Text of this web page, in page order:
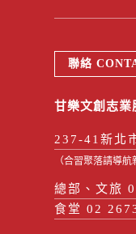
聯絡
甘樂文創志業
237-41新北
（合習聚落請導
總部、文旅
食堂 02